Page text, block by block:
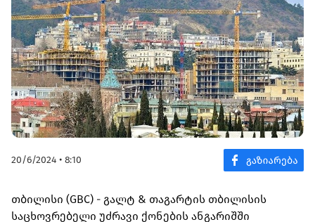
20/6/2024 • 8:10
თბილისი (GBC) - გალტ & თაგარტის თბილისის
საცხოვრებელი უძრავი ქონების ანგარიშში